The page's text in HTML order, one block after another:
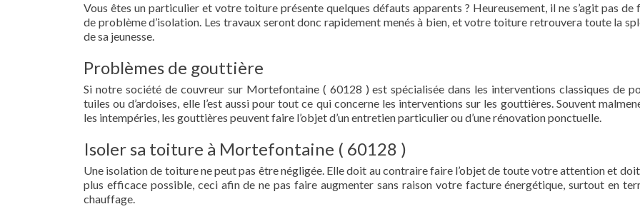
Vous êtes un particulier et votre toiture présente quelques défauts apparents ? Heureusement, il ne s’agit pas de
de problème d’isolation. Les travaux seront donc rapidement menés à bien, et votre toiture retrouvera toute la
de sa jeunesse.
Problèmes de gouttière
Si notre société de couvreur sur Mortefontaine ( 60128 ) est spécialisée dans les interventions classiques de
tuiles ou d’ardoises, elle l’est aussi pour tout ce qui concerne les interventions sur les gouttières. Souvent
les intempéries, les gouttières peuvent faire l’objet d’un entretien particulier ou d’une rénovation ponctuelle.
Isoler sa toiture à Mortefontaine ( 60128 )
Une isolation de toiture ne peut pas être négligée. Elle doit au contraire faire l’objet de toute votre attention et
plus efficace possible, ceci afin de ne pas faire augmenter sans raison votre facture énergétique, surtout en
chauffage.